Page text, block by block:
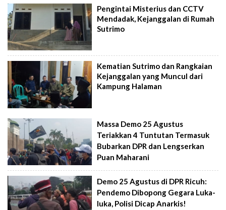
Pengintai Misterius dan CCTV
Mendadak, Kejanggalan di Rumah
Sutrimo
Kematian Sutrimo dan Rangkaian
Kejanggalan yang Muncul dari
Kampung Halaman
Massa Demo 25 Agustus
Teriakkan 4 Tuntutan Termasuk
Bubarkan DPR dan Lengserkan
Puan Maharani
Demo 25 Agustus di DPR Ricuh:
Pendemo Dibopong Gegara Luka-
luka, Polisi Dicap Anarkis!